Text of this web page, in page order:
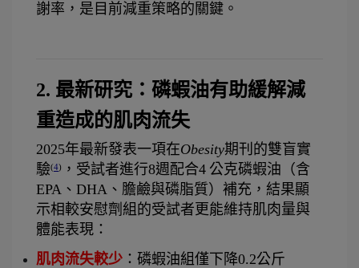
謝率，是目前減重策略的關鍵。
2. 最新研究：磷蝦油有助緩解減
重造成的肌肉流失
2025年最新發表一項在Obesity期刊的雙盲實
驗(4)
，受試者進行8週配合4 公克磷蝦油（含
EPA、DHA、膽鹼與磷脂質）補充，結果顯
示相較安慰劑組的受試者更能維持肌肉量與
體能表現：
肌肉流失較少 ：磷蝦油組僅下降0.2公斤